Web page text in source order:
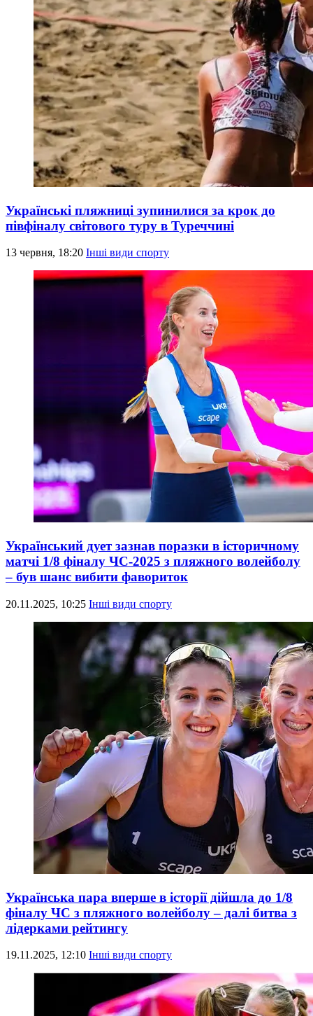
Українські пляжниці зупинилися за крок до
півфіналу світового туру в Туреччині
13 червня, 18:20 Інші види спорту
Український дует зазнав поразки в історичному
матчі 1/8 фіналу ЧС-2025 з пляжного волейболу
– був шанс вибити фавориток
20.11.2025, 10:25 Інші види спорту
Українська пара вперше в історії дійшла до 1/8
фіналу ЧС з пляжного волейболу – далі битва з
лідерками рейтингу
19.11.2025, 12:10 Інші види спорту